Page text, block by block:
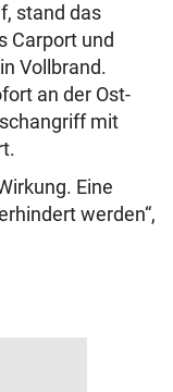
stand das
Carport und
Vollbrand.
an der Ost-
mit
Eine
werden“,